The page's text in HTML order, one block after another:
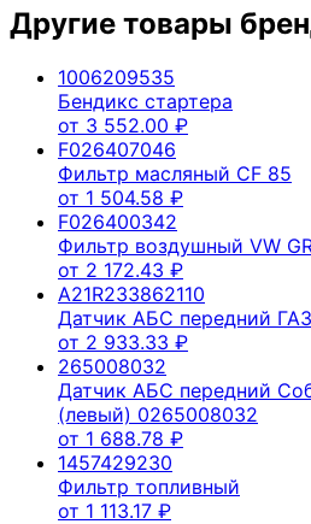
Другие товары
1006209535
Бендикс стартера
от 3 552.00 ₽
F026407046
Фильтр масляный CF 85
от 1 504.58 ₽
F026400342
Фильтр воздушный VW
от 2 172.43 ₽
A21R233862110
Датчик АБС передний
от 2 933.33 ₽
265008032
Датчик АБС передний
(левый) 0265008032
от 1 688.78 ₽
1457429230
Фильтр топливный
от 1 113.17 ₽